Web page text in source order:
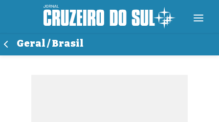
Geral / Brasil